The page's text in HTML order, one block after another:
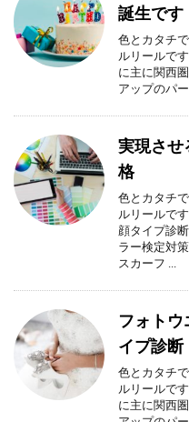
誕生です
色とカタチ
ルリールで
に主に関西
アップのパ
実現さ
格
色とカタチ
ルリールで
顔タイプ診
ラー検定対
スカーフ ...
フォト
イプ診断
色とカタチ
ルリールで
に主に関西